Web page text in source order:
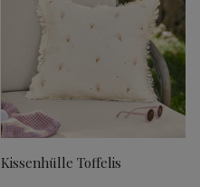
Kissenhülle Toffelis